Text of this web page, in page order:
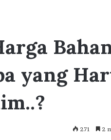
yang
271 2